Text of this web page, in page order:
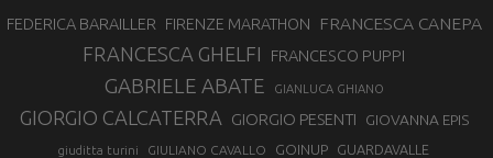
FEDERICA BARAILLER FIRENZE MARATHON FRANCESCA CANEPA
FRANCESCA GHELFI FRANCESCO PUPPI
GABRIELE ABATE GIANLUCA GHIANO
GIORGIO CALCATERRA GIORGIO PESENTI GIOVANNA EPIS
giuditta turini GIULIANO CAVALLO GOINUP GUARDAVALLE